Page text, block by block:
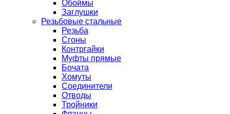
Обоймы
Заглушки
Резьбовые стальные
Резьба
Сгоны
Контргайки
Муфты прямые
Бочата
Хомуты
Соединители
Отводы
Тройники